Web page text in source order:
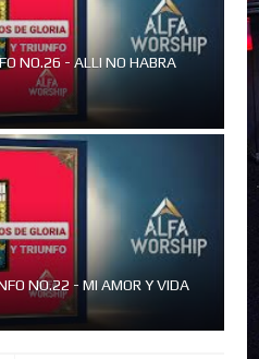
NO.26 - ALLI NO HABRA
NO.22 - MI AMOR Y VIDA